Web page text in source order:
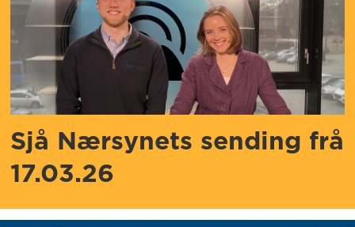
Sjå Nærsynets sending frå
17.03.26